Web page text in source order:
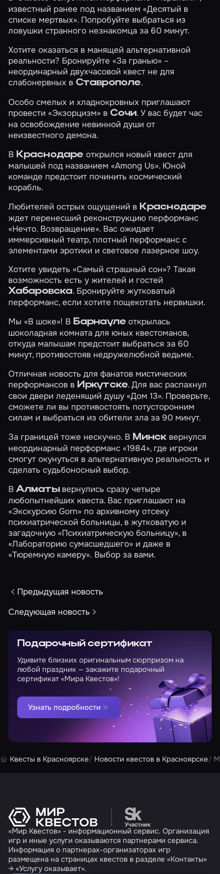
известный ранее под названием «Десятый в
списке мертвых». Попробуйте выбраться из
ловушки странного незнакомца за 60 минут.
Хотите оказаться в манящей альтернативной
реальности? Бронируйте«За гранью» –
неординарный двухчасовой квест не для
слабонервных в Ставрополе.
Особо смелых и хладнокровных приглашают
провести«Экзорцизм» в Сочи. У вас будет час
на освобождение невинной души от
неизвестного демона.
В Краснодаре открылся новый квест для
малышей под названием«Among Us». Юной
команде предстоит починить космический
корабль.
Любителей острых ощущений в Краснодаре
ждет перенесший реконструкцию перформанс
«Нечто. Возвращение». Вас ожидает
иммерсивный театр, плотный перформанс с
элементами эротики и cветовое лазерное шоу.
Хотите увидеть«Самый страшный сон»? Такая
возможность есть у жителей и гостей
Хабаровска. Бронируйте жутковатый
перформанс, если хотите пощекотать нервишки.
Мы«В шоке»! В Барнауле открылась
шоколадная комната для юных квестоманов,
откуда малышам предстоит выбраться за 60
минут, противостояв недружелюбной ведьме.
Отличная новость для фанатов мистических
перформансов в Иркутске. Для вас распахнул
свои двери леденящий душу«Дом 13». Проверьте,
сможете ли вы противостоять потусторонним
силам и выбраться из обители зла за 90 минут.
За границей тоже нескучно. В Минсквернулся
неординарный перформанс«1984», где игроки
смогут окунуться в альтернативную реальность и
сделать судьбоносный выбор.
ВАлматы вернулись сразу четыре
любопытнейших квеста. Вас приглашают на
«Экскурсию Gorn» по архивному отсеку
психиатрической больницы, в жутковатую и
загадочную«Психиатрическую больницу», в
«Лабораторию сумасшедшего» и даже в
«Тюремную камеру». Выбор за вами.
Предыдущая новость
Следующая новость
Подарочный сертификат
Удивите близких оригинальным сюрпризом на
любой праздник — закажите подарочный
сертификат «Мира Квестов»!
Узнать подробности
Квесты в Красноярске Новости квестов в Красноярске
Перейти на сайт
«Мир Квестов» - информационный сервис. Организация
игр и иные услуги оказываются партнерами сервиса.
Информация о партнерах-организаторах игр
размещена на страницах квестов в разделе «Контакты»
→ «Услугу оказывает».